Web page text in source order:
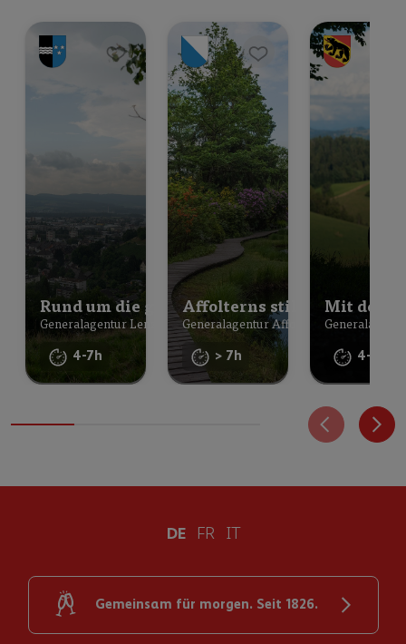
Rund um die geographische Mitte des
Generalagentur Lenzburg
4-7h
Affolterns stille
Generalagentur Affoltern
> 7h
Mit dem
4-7h
DE FR IT
Gemeinsam für morgen. Seit 1826.